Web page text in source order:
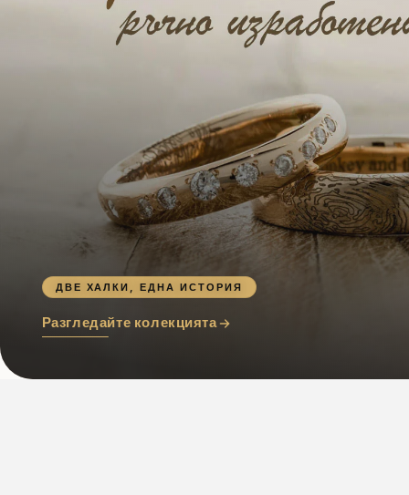
ДВЕ ХАЛКИ, ЕДНА ИСТОРИЯ
Разгледайте колекцията